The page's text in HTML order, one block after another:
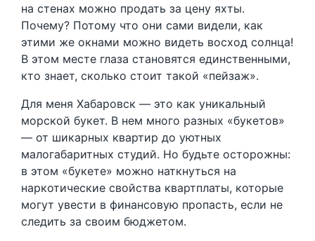
на стенах можно продать за цену яхты.
Почему? Потому что они сами видели, как
этими же окнами можно видеть восход солнца!
В этом месте глаза становятся единственными,
кто знает, сколько стоит такой «пейзаж».
Для меня Хабаровск — это как уникальный
морской букет. В нем много разных «букетов»
— от шикарных квартир до уютных
малогабаритных студий. Но будьте осторожны:
в этом «букете» можно наткнуться на
наркотические свойства квартплаты, которые
могут увести в финансовую пропасть, если не
следить за своим бюджетом.